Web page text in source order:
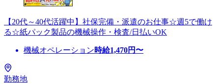
【20代～40代活躍中】社保完備・派遣のお仕事☆週5で働け
る☆紙パック製品の機械操作・検査/日払いOK
機械オペレーション時給1,470円〜
勤務地